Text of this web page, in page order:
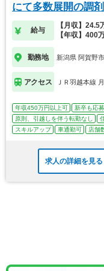
にて多数展開の調
給与
【月収】24.5
【年収】400
勤務地 新潟県 阿賀野市
アクセス ＪＲ羽越本線
年収450万円以上可 新卒も応
原則、引越しを伴う転勤なし
スキルアップ
車通勤可 店舗
求人の詳細を見る